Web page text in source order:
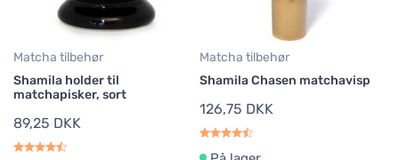
Matcha tilbehør
Shamila holder til
matchapisker, sort
89,25 DKK
Matcha tilbehør
Shamila Chasen matchavisp
126,75 DKK